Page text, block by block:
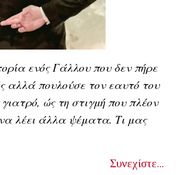
ενός Γάλλου που δεν πήρε
αλλά πουλούσε τον εαυτό του
ώς τη στιγμή που πλέον
λέει άλλα ψέματα. Τι μας
Συνεχίστε...